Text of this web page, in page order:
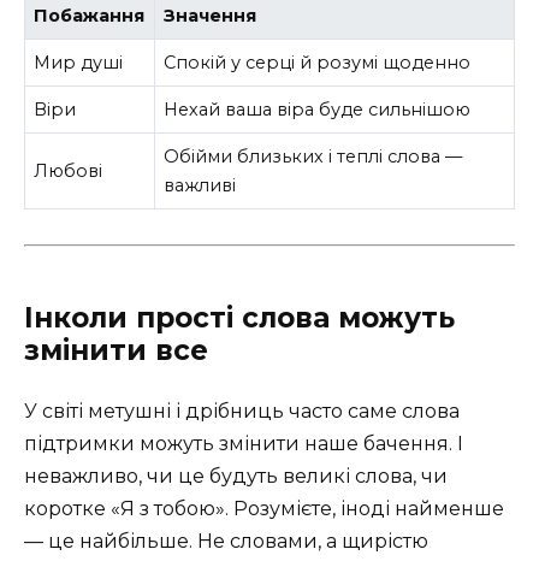
Побажання Значення
Мир душі Спокій у серці й розумі щоденно
Віри Нехай ваша віра буде сильнішою
Любові
Обійми близьких і теплі слова —
важливі
Інколи прості слова можуть
змінити все
У світі метушні і дрібниць часто саме слова
підтримки можуть змінити наше бачення. І
неважливо, чи це будуть великі слова, чи
коротке «Я з тобою». Розумієте, іноді найменше
— це найбільше. Не словами, а щирістю